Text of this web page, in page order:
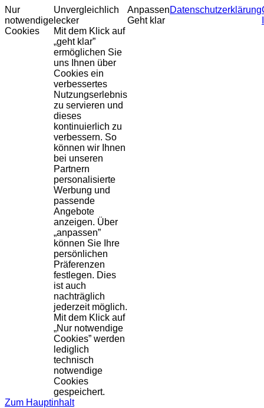
Nur
notwendige
Cookies
Unvergleichlich
lecker
Mit dem Klick auf
„geht klar”
ermöglichen Sie
uns Ihnen über
Cookies ein
verbessertes
Nutzungserlebnis
zu servieren und
dieses
kontinuierlich zu
verbessern. So
können wir Ihnen
bei unseren
Partnern
personalisierte
Werbung und
passende
Angebote
anzeigen. Über
„anpassen”
können Sie Ihre
persönlichen
Präferenzen
festlegen. Dies
ist auch
nachträglich
jederzeit möglich.
Mit dem Klick auf
„Nur notwendige
Cookies” werden
lediglich
technisch
notwendige
Cookies
gespeichert.
Anpassen
Geht klar
Datenschutzerklärung
Zum Hauptinhalt